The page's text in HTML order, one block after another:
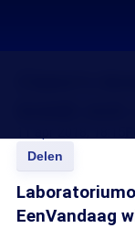
Delen
EenVandaag